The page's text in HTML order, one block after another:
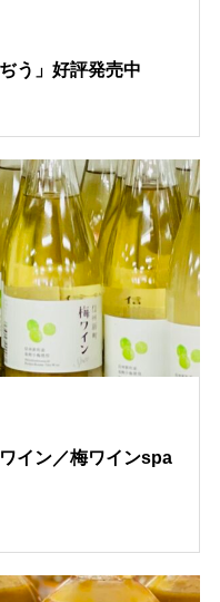
う」好評発売中
イン／梅ワインspa